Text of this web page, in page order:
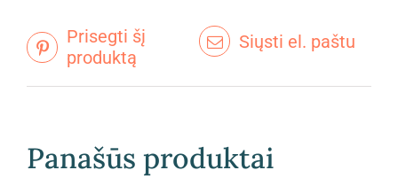
Prisegti šį
produktą
Siųsti el. paštu
Panašūs produktai